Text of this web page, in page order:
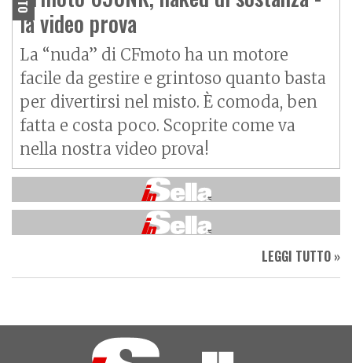
la video prova
La “nuda” di CFmoto ha un motore
facile da gestire e grintoso quanto basta
per divertirsi nel misto. È comoda, ben
fatta e costa poco. Scoprite come va
nella nostra video prova!
LEGGI TUTTO »